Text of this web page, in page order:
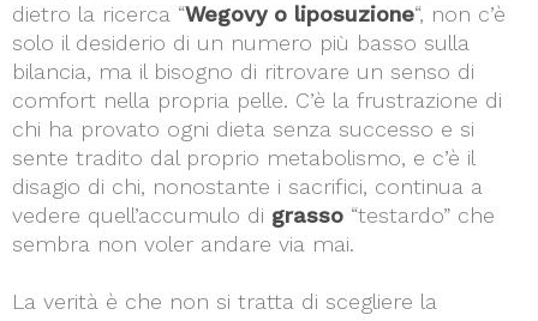
dietro la ricerca “Wegovy o liposuzione“, non c’è
solo il desiderio di un numero più basso sulla
bilancia, ma il bisogno di ritrovare un senso di
comfort nella propria pelle. C’è la frustrazione di
chi ha provato ogni dieta senza successo e si
sente tradito dal proprio metabolismo, e c’è il
disagio di chi, nonostante i sacrifici, continua a
vedere quell’accumulo di grasso “testardo” che
sembra non voler andare via mai.
La verità è che non si tratta di scegliere la